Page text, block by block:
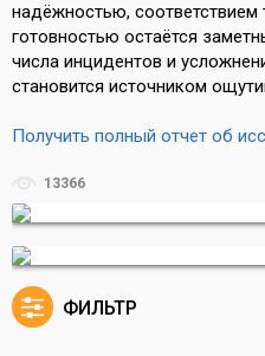
надёжностью, соответствием
готовностью остаётся
числа инцидентов и
становится источником
Получить полный отчет об
13366
ФИЛЬТР